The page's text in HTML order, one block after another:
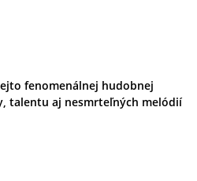
fenomenálnej hudobnej
talentu aj nesmrteľných melódií